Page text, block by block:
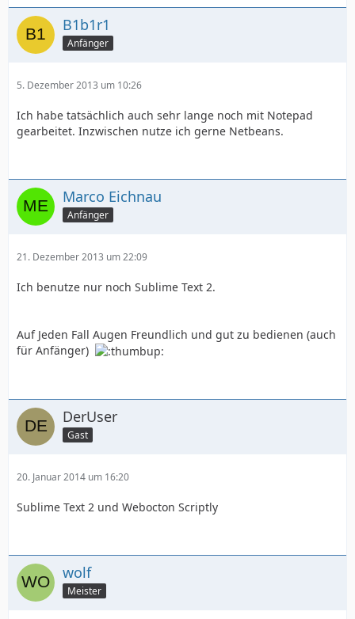
B1b1r1
Anfänger
5. Dezember 2013 um 10:26
Ich habe tatsächlich auch sehr lange noch mit Notepad
gearbeitet. Inzwischen nutze ich gerne Netbeans.
Marco Eichnau
Anfänger
21. Dezember 2013 um 22:09
Ich benutze nur noch Sublime Text 2.
Auf Jeden Fall Augen Freundlich und gut zu bedienen (auch
für Anfänger)
DerUser
Gast
20. Januar 2014 um 16:20
Sublime Text 2 und Webocton Scriptly
wolf
Meister